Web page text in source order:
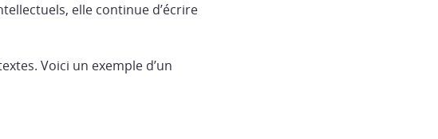
elle continue d’écrire
Voici un exemple d’un